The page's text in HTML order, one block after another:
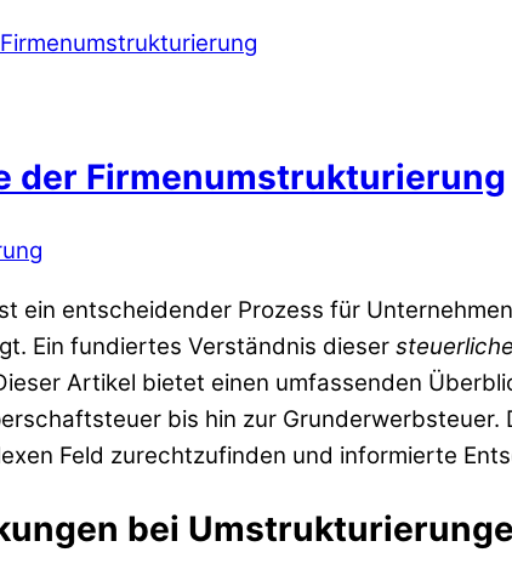
der Firmenumstrukturierung
ein entscheidender Prozess für
Ein fundiertes Verständnis dieser
Artikel bietet einen umfassenden
bis hin zur
Feld zurechtzufinden und informierte
bei